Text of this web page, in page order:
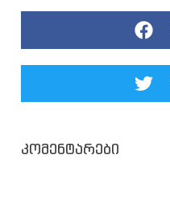
კომენტარები